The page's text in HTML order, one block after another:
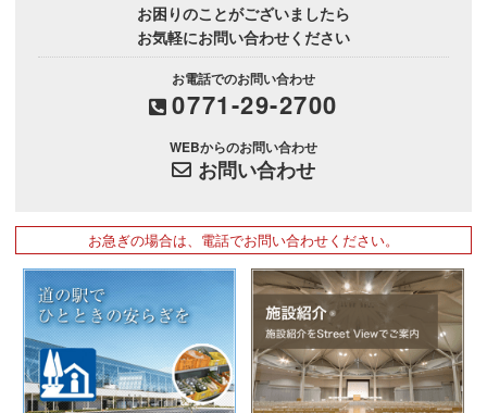
お困りのことがございましたら
お気軽にお問い合わせください
お電話でのお問い合わせ
0771-29-2700
WEBからのお問い合わせ
お問い合わせ
お急ぎの場合は、電話でお問い合わせください。